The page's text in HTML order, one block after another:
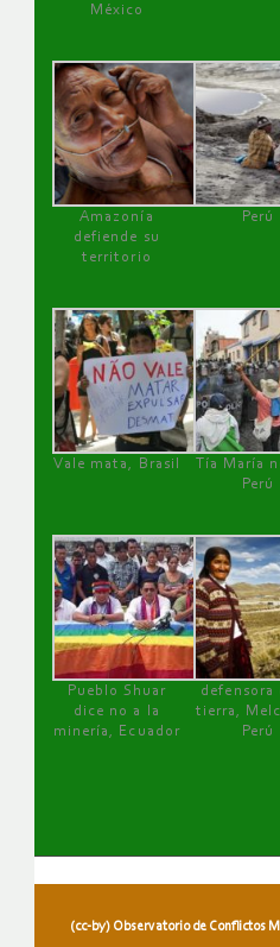
México
Amazonía
defiende su
territorio
Perú
Vale mata, Brasil
Tía María
Perú
Pueblo Shuar
dice no a la
minería, Ecuador
defensora
tierra,
Perú
(cc-by) Observatorio de Conflictos